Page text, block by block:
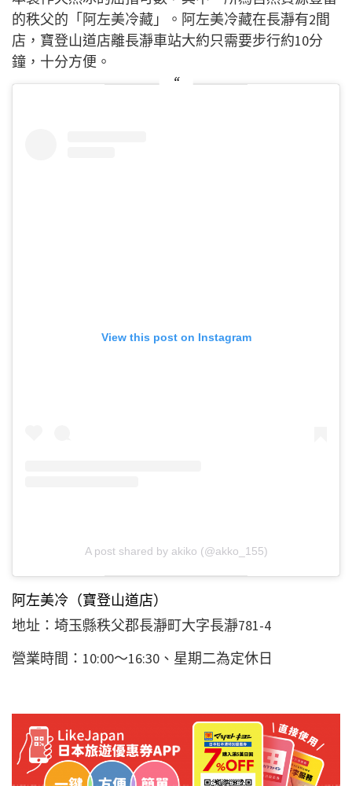
的秩父的「阿左美冷藏」。阿左美冷藏在長瀞有2間
店，寶登山道店離長瀞車站大約只需要步行約10分
鐘，十分方便。
View this post on Instagram
A post shared by akiko (@akko_155)
阿左美冷（寶登山道店）
地址：埼玉縣秩父郡長瀞町大字長瀞781-4
營業時間：10:00～16:30、星期二為定休日